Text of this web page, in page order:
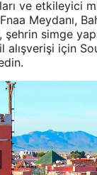
ve etkileyici
Meydanı,
simge
için